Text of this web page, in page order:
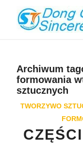
Archiwum
formowania
sztucznych
TWORZYWO